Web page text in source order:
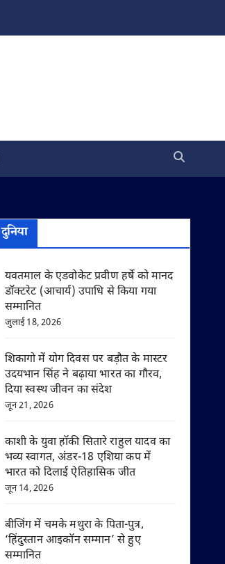
दुनिया
यवतमाल के एडवोकेट प्रवीण हर्षे को मानद
डॉक्टरेट (आचार्य) उपाधि से किया गया
सम्मानित
जुलाई 18, 2026
शिकागो में योग दिवस पर बड़ौत के मास्टर
उदयभान सिंह ने बढ़ाया भारत का गौरव,
दिया स्वस्थ जीवन का संदेश
जून 21, 2026
काशी के युवा हॉकी सितारे राहुल यादव का
भव्य स्वागत, अंडर-18 एशिया कप में
भारत को दिलाई ऐतिहासिक जीत
जून 14, 2026
बीजिंग में चमके मथुरा के पिता-पुत्र,
‘हिंदुस्तान आइकॉन सम्मान’ से हुए
सम्मानित